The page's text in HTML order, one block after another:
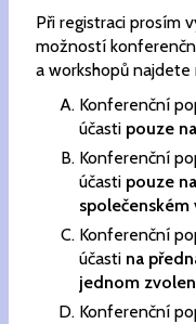
Při registraci prosím
možností
a workshopů najdete
Konferenční
účasti pouze
Konferenční
účasti pouze
společenském
Konferenční
účasti na
jednom
Konferenční